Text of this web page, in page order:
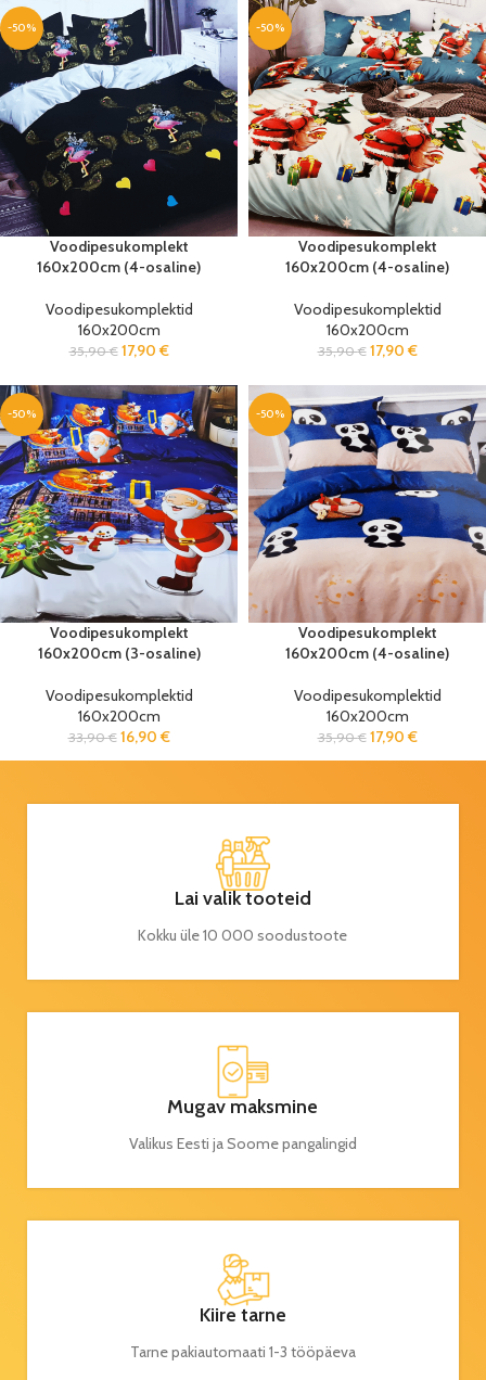
-50%
Voodipesukomplekt
160x200cm (4-osaline)
Voodipesukomplektid
160x200cm
35,90€ 17,90 €
-50%
Voodipesukomplekt
160x200cm (4-osaline)
Voodipesukomplektid
160x200cm
35,90€ 17,90 €
-50%
Voodipesukomplekt
160x200cm (3-osaline)
Voodipesukomplektid
160x200cm
33,90€ 16,90 €
-50%
Voodipesukomplekt
160x200cm (4-osaline)
Voodipesukomplektid
160x200cm
35,90€ 17,90 €
Lai valik tooteid
Kokku üle 10 000 soodustoote
Mugav maksmine
Valikus Eesti ja Soome pangalingid
Kiire tarne
Tarne pakiautomaati 1-3 tööpäeva